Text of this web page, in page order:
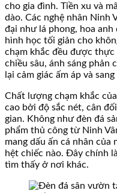
cho gia đình. Tiền xu và
dào. Các nghệ nhân Ninh
đại như lá phong, hoa
hình học tối giản cho
chạm khắc đều được
chiều sâu, ánh sáng phản
lại cảm giác ấm áp và
Chất lượng chạm khắc
cao bởi độ sắc nét, cân
gian. Không như đèn đá
phẩm thủ công từ Ninh
mang dấu ấn cá nhân của
hệt chiếc nào. Đây chính
tìm thấy ở nơi khác.